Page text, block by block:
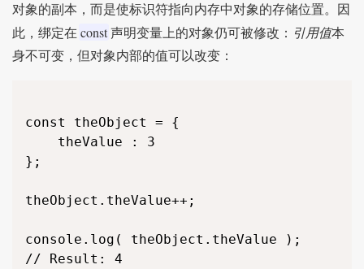
对象的副本，而是使标识符指向内存中对象的存储位置。因
此，绑定在 const 声明变量上的对象仍可被修改： 引用值本
身不可变，但对象内部的值可以改变：
const theObject = {
};
theObject.theValue++;
console.log( theObject.theValue );
// Result: 4